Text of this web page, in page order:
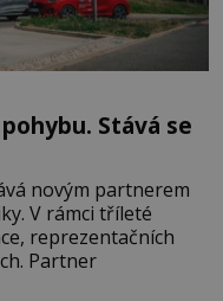
Stává se
novým partnerem
V rámci tříleté
reprezentačních
Partner